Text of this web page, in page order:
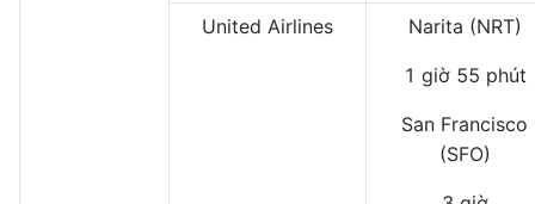
United Airlines Narita (NRT)
1 giờ 55 phút
San Francisco
(SFO)